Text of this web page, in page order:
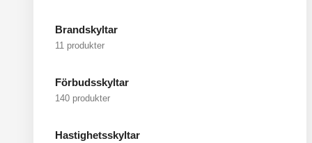
Brandskyltar
11 produkter
Förbudsskyltar
140 produkter
Hastighetsskyltar